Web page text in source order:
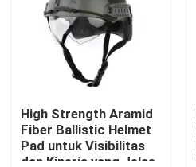
Tentang Kami
Tur Pabrik
Kontrol Kualitas
High Strength Aramid
Fiber Ballistic Helmet
Pad untuk Visibilitas
dan Kinerja yang Jelas